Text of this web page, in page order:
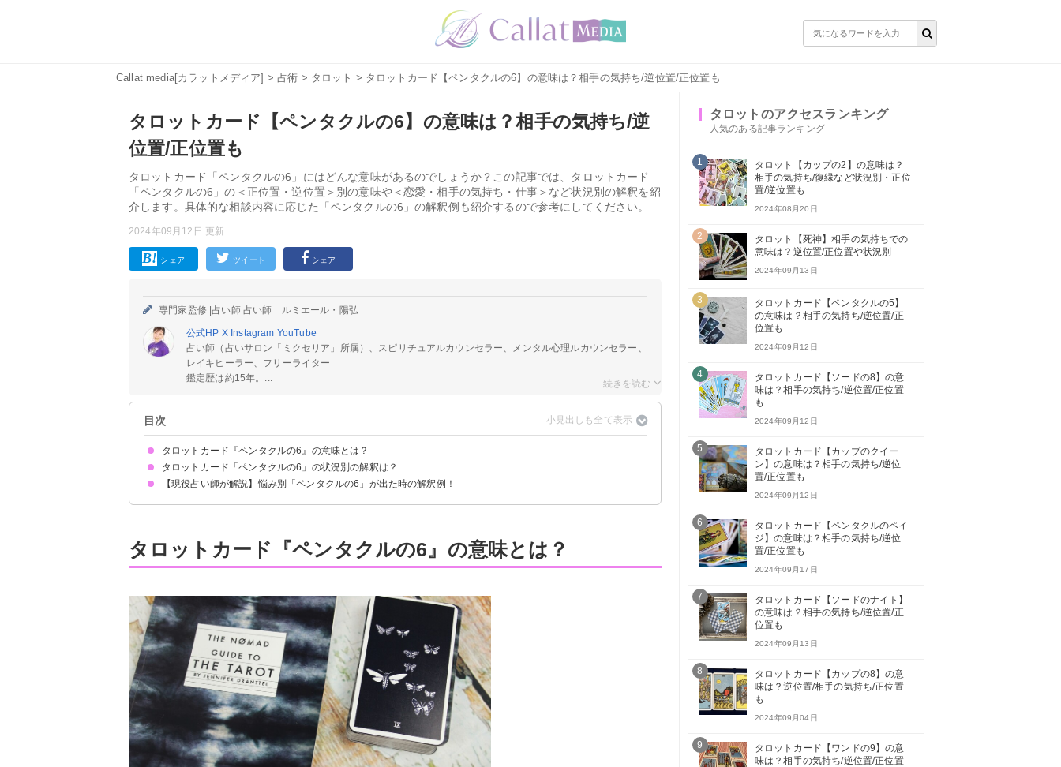
Callat media[カラットメディア] >占術 > タロット > タロットカード【ペンタクルの6】の意味は？相手の気持ち/逆位置/正位置も
タロットカード【ペンタクルの6】の意味は？相手の気持ち/逆
位置/正位置も
タロットカード「ペンタクルの6」にはどんな意味があるのでしょうか？この記事では、タロットカード
「ペンタクルの6」の＜正位置・逆位置＞別の意味や＜恋愛・相手の気持ち・仕事＞など状況別の解釈を紹
介します。具体的な相談内容に応じた「ペンタクルの6」の解釈例も紹介するので参考にしてください。
2024年09月12日 更新
シェア ツイート シェア
専門家監修 |占い師 占い師 ルミエール・陽弘
公式HP X Instagram YouTube
占い師（占いサロン「ミクセリア」所属）、スピリチュアルカウンセラー、メンタル心理ルカウンセラー、
レイキヒーラー、フリーライター
鑑定歴は約15年。...
目次
タロットカード『ペンタクルの6』の意味とは？
絵柄の示す意味
正位置が出た時の基本的な意味・解釈
逆位置が出た時の基本的な意味・解釈
タロットカード「ペンタクルの6」の状況別の解釈は？
恋愛｜正位置が出た時
恋愛｜逆位置が出た時
相手の気持ち｜正位置が出た時
相手の気持ち｜逆位置が出た時
復縁｜正位置が出た時
復縁｜逆位置が出た時
片思いの未来｜正位置が出た時
片思いの未来｜逆位置が出た時
仕事｜正位置が出た時
仕事｜逆位置が出た時
人間関係｜正位置が出た時
人間関係｜逆位置が出た時
金運｜正位置が出た時
金運｜逆位置が出た時
【現役占い師が解説】悩み別「ペンタクルの6」が出た時の解釈例！
タロットカード『ペンタクルの6』の意味とは？
タロットのアクセスランキング
人気のある記事ランキング
1
タロット【カップの2】の意味は？
相手の気持ち/復縁など状況別・正位
置/逆位置も
2024年08月20日
2
タロット【死神】相手の気持ちでの
意味は？逆位置/正位置や状況別
2024年09月13日
3
タロットカード【ペンタクルの5】
の意味は？相手の気持ち/逆位置/正
位置も
2024年09月12日
4
タロットカード【ソードの8】の意
味は？相手の気持ち/逆位置/正位置
も
2024年09月12日
5
タロットカード【カップのクイー
ン】の意味は？相手の気持ち/逆位
置/正位置も
2024年09月12日
6
タロットカード【ペンタクルのペイ
ジ】の意味は？相手の気持ち/逆位
置/正位置も
2024年09月17日
7
タロットカード【ソードのナイト】
の意味は？相手の気持ち/逆位置/正
位置も
2024年09月13日
8
タロットカード【カップの8】の意
味は？逆位置/相手の気持ち/正位置
も
2024年09月04日
9
タロットカード【ワンドの9】の意
味は？相手の気持ち/逆位置/正位置